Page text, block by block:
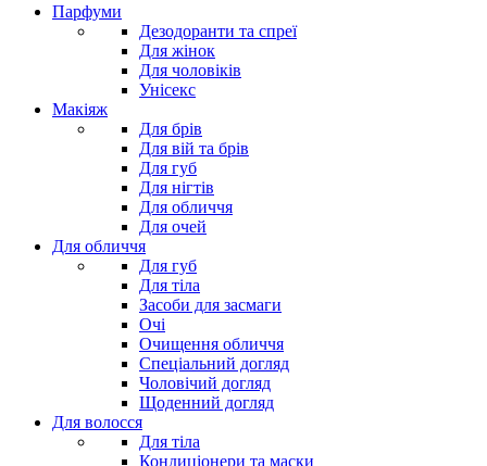
Парфуми
Дезодоранти та спреї
Для жінок
Для чоловіків
Унісекс
Макіяж
Для брів
Для вій та брів
Для губ
Для нігтів
Для обличчя
Для очей
Для обличчя
Для губ
Для тіла
Засоби для засмаги
Очі
Очищення обличчя
Спеціальний догляд
Чоловічий догляд
Щоденний догляд
Для волосся
Для тіла
Кондиціонери та маски